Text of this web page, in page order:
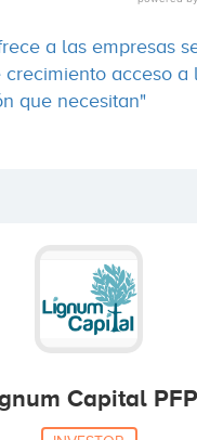
a las empresas
crecimiento acceso a
que necesitan"
Capital PFP